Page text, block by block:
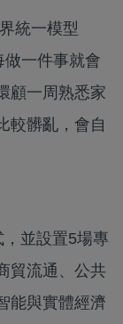
統一模型
一件事就會
顧一周熟悉家
較髒亂，會自
並設置5場專
貿流通、公共
能與實體經濟